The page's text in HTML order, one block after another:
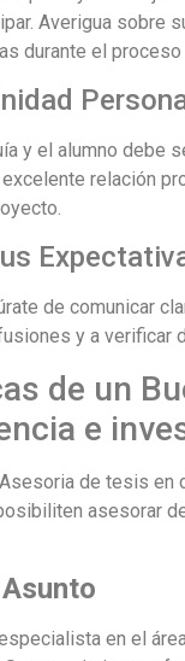
Averigua sobre
durante el proceso
y el alumno debe
relación
de comunicar
y a verificar
de un
e
de tesis
asesorar
en el